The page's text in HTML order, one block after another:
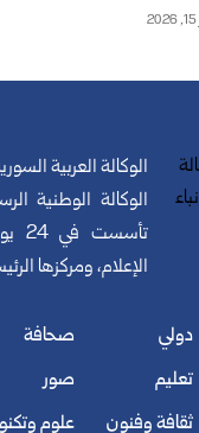
الوكالة العربية
الوكالة الوطنية
الإعلام، ومركزها
دولي
تعليم
ثقافة وفنون
صحافة
صور
علوم